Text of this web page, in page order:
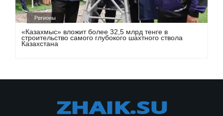
Регионы
«Казахмыс» вложит более 32,5 млрд тенге в
строительство самого глубокого шахтного ствола
Казахстана